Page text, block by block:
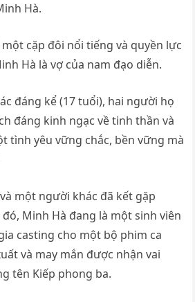
Hà.
một cặp đôi nổi tiếng và quyền lực
Hà là vợ của nam đạo diễn.
đáng kể (17 tuổi), hai người họ
đáng kinh ngạc về tinh thần và
tình yêu vững chắc, bền vững mà
một người khác đã kết gặp
Minh Hà đang là một sinh viên
casting cho một bộ phim ca
và may mắn được nhận vai
tên Kiếp phong ba.